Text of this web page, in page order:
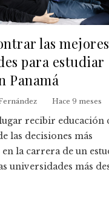
las mejores
para estudiar
Panamá
Hace 9 meses
recibir educación
las decisiones más
la carrera de un
universidades más